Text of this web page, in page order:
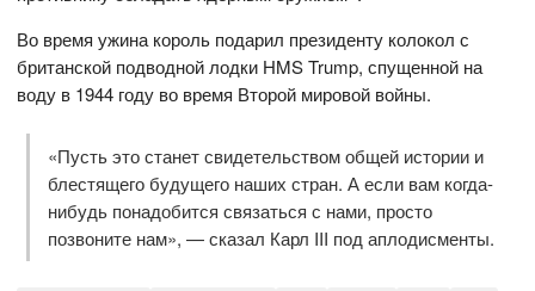
Во время ужина король подарил президенту колокол с
британской подводной лодки HMS Trump, спущенной на
воду в 1944 году во время Второй мировой войны.
«Пусть это станет свидетельством общей истории и
блестящего будущего наших стран. А если вам когда-
нибудь понадобится связаться с нами, просто
позвоните нам», — сказал Карл III под аплодисменты.